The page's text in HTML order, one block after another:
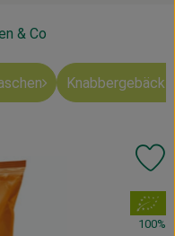
& Co
Knabbergebäck
, Verband:
100%